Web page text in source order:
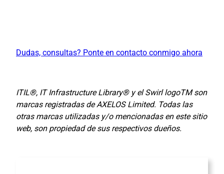
Dudas, consultas? Ponte en contacto conmigo ahora
ITIL®, IT Infrastructure Library® y el Swirl logoTM son
marcas registradas de AXELOS Limited. Todas las
otras marcas utilizadas y/o mencionadas en este sitio
web, son propiedad de sus respectivos dueños.